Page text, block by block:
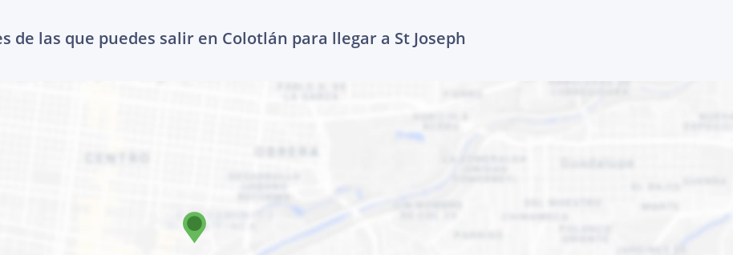
de las que puedes salir en Colotlán para llegar a St Joseph